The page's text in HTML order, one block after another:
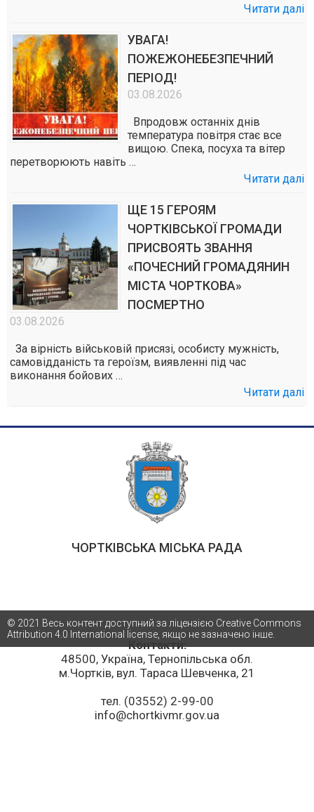
Читати далі
УВАГА!
ПОЖЕЖОНЕБЕЗПЕЧНИЙ
ПЕРІОД!
03.08.2026
Впродовж останніх днів
температура повітря стає все
вищою. Спека, посуха та вітер
перетворюють навіть …
Читати далі
ЩЕ 15 ГЕРОЯМ
ЧОРТКІВСЬКОЇ ГРОМАДИ
ПРИСВОЯТЬ ЗВАННЯ
«ПОЧЕСНИЙ ГРОМАДЯНИН
МІСТА ЧОРТКОВА»
ПОСМЕРТНО
03.08.2026
За вірність військовій присязі, особисту мужність,
самовідданість та героїзм, виявленні під час
виконання бойових …
Читати далі
ЧОРТКІВСЬКА МІСЬКА РАДА
Контакти:
48500, Україна, Тернопільська обл.
м.Чортків, вул. Тараса Шевченка, 21
тел. (03552) 2-99-00
info@chortkivmr.gov.ua
© 2021 Весь контент доступний за ліцензією Creative Commons
Attribution 4.0 International license, якщо не зазначено інше.